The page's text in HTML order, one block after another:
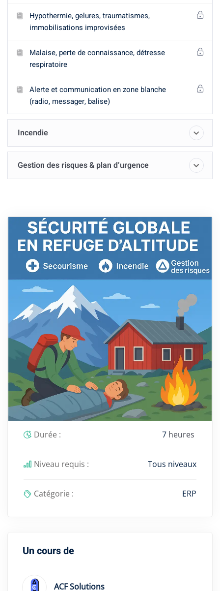
Hypothermie, gelures, traumatismes,
immobilisations improvisées
Malaise, perte de connaissance, détresse
respiratoire
Alerte et communication en zone blanche
(radio, messager, balise)
Incendie
Gestion des risques & plan d’urgence
Durée : 7 heures
Niveau requis : Tous niveaux
Catégorie : ERP
Un cours de
ACF Solutions